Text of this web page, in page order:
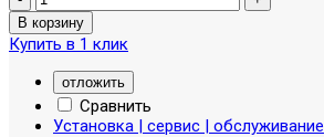
Купить в 1 клик
отложить
Сравнить
Установка | сервис | обслуживание